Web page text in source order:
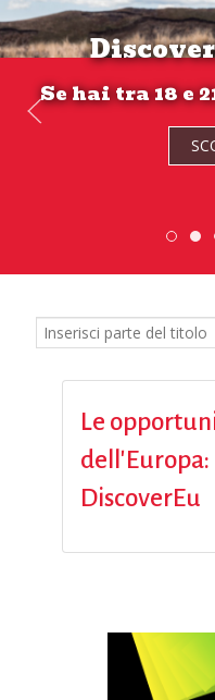
Se hai tra 18 e
Inserisci parte del titolo
Le
dell'Europa:
DiscoverEu